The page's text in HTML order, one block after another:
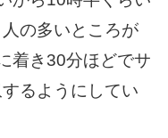
の多いところが
着き30分ほどでサ
るようにしてい